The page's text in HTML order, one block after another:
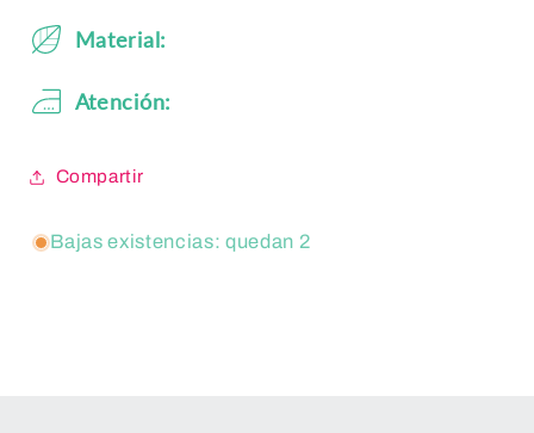
Material:
Atención:
Compartir
Bajas existencias: quedan 2